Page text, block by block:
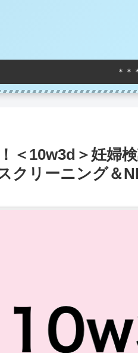
＊＊
＜10w3d＞妊婦
クリーニング＆